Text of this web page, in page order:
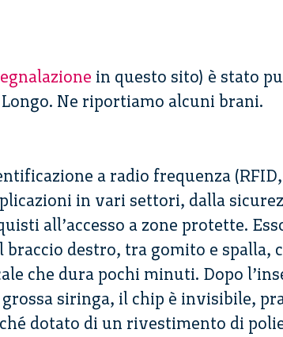
in questo sito) è stato
Ne riportiamo alcuni brani.
a radio frequenza
in vari settori, dalla
all’accesso a zone protette.
destro, tra gomito e spalla,
che dura pochi minuti. Dopo
siringa, il chip è invisibile,
dotato di un rivestimento di